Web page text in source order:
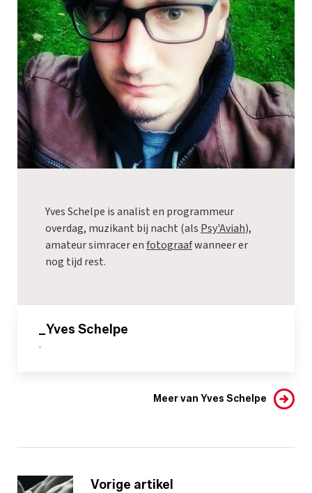
Yves Schelpe is analist en programmeur
overdag, muzikant bij nacht (als Psy'Aviah),
amateur simracer enfotograafwanneer er
nog tijd rest.
_Yves Schelpe
-
Meer van Yves Schelpe
Vorige artikel